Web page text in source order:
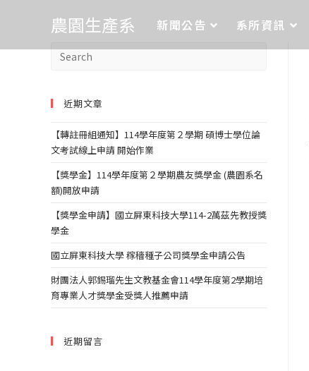
農園生產系 新聞公告 系所資訊
近期文章
【轉註冊組通知】114學年度第２學期 碩博士學位論
文考試線上申請 開始作業
【獎學金】114學年度第２學期農友獎學金 (農園系名
額)開放申請
【獎學金申請】國立屏東科技大學114-2萬茲先教授獎
學金
國立屏東科技大學 稼穡種子公司獎學金申請公告
財團法人郭錫瑠先生文教基金會114學年度第2學期培
育專業人才獎學金受獎人推薦申請
近期留言